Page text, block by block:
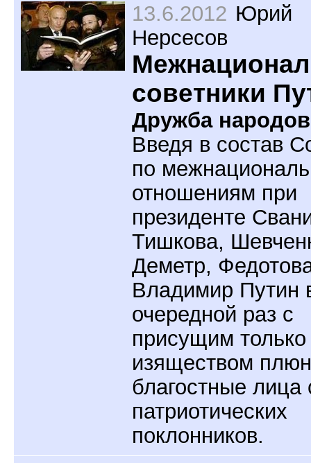
13.6.2012 Юрий
Нерсесов
советники
Дружба
Введя в состав
по
отношениям при
президенте
Тишкова,
Деметр,
Владимир Путин
очередной раз с
присущим
изяществом
благостные лица
патриотических
поклонников.